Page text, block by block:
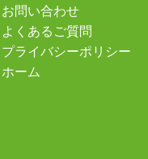
お問い合わせ
よくあるご質問
プライバシーポリシー
ホーム